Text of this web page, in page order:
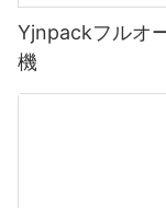
Yjnpackフルオ
機